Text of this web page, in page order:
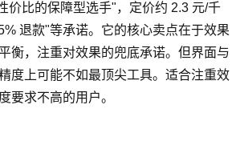
价比的保障型选手"，定价约 2.3 元/千
退款"等承诺。它的核心卖点在于效果
衡，注重对效果的兜底承诺。但界面与
度上可能不如最顶尖工具。适合注重效
要求不高的用户。